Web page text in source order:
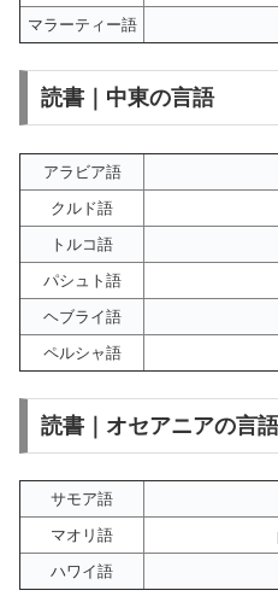
マラーティー語
読書｜中東の言語
アラビア語
クルド語
トルコ語
パシュト語
ヘブライ語
ペルシャ語
読書｜オセアニアの言語
サモア語
マオリ語
ハワイ語